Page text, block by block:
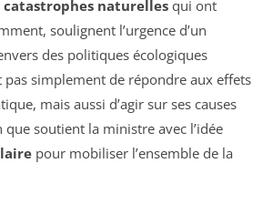
catastrophes naturelles qui ont
soulignent l’urgence d’un
des politiques écologiques
pas simplement de répondre aux effets
mais aussi d’agir sur ses causes
soutient la ministre avec l’idée
pour mobiliser l’ensemble de la